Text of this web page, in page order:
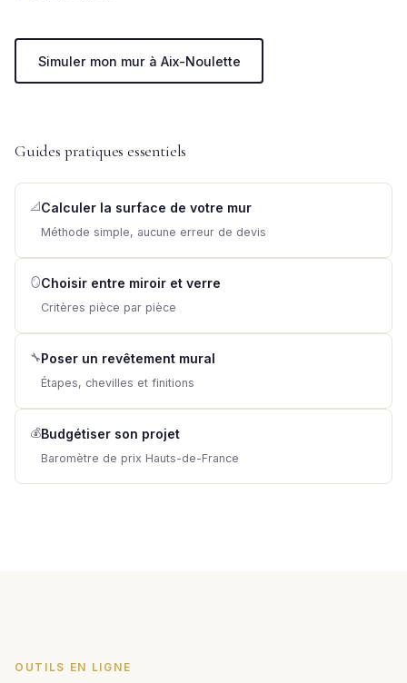
Simuler mon mur à Aix-Noulette
Guides pratiques essentiels
📐 Calculer la surface de votre mur
Méthode simple, aucune erreur de devis
🪞Choisir entre miroir et verre
Critères pièce par pièce
🔧Poser un revêtement mural
Étapes, chevilles et finitions
💰Budgétiser son projet
Baromètre de prix Hauts-de-France
OUTILS EN LIGNE